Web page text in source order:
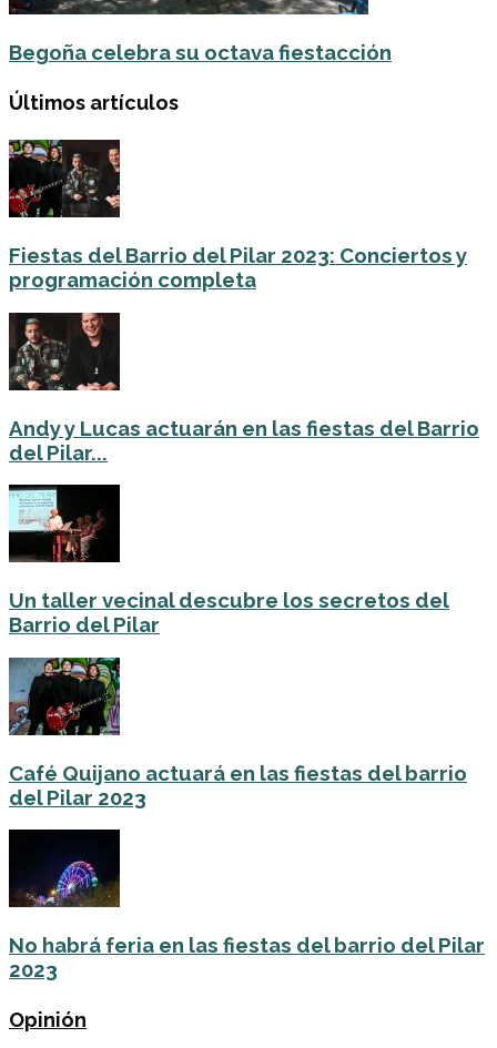
Begoña celebra su octava fiestacción
Últimos artículos
Fiestas del Barrio del Pilar 2023: Conciertos y
programación completa
Andy y Lucas actuarán en las fiestas del Barrio
del Pilar...
Un taller vecinal descubre los secretos del
Barrio del Pilar
Café Quijano actuará en las fiestas del barrio
del Pilar 2023
No habrá feria en las fiestas del barrio del Pilar
2023
Opinión